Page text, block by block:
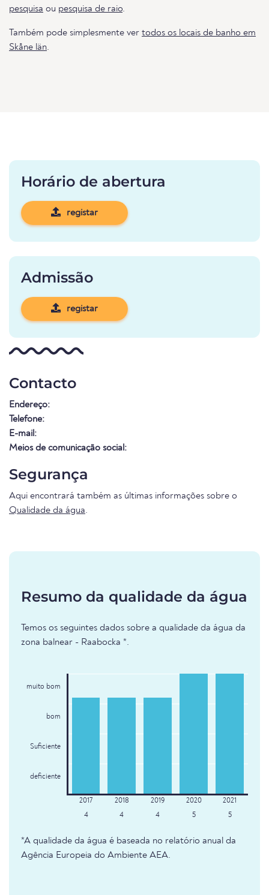
pesquisa ou pesquisa de raio.
Também pode simplesmente ver todos os locais de banho em
Skåne län.
Horário de abertura
registar
Admissão
registar
Contacto
Endereço:
Telefone:
E-mail:
Meios de comunicação social:
Segurança
Aqui encontrará também as últimas informações sobre o
Qualidade da água.
Resumo da qualidade da água
Temos os seguintes dados sobre a qualidade da água da
zona balnear - Raabocka *.
muito bom
bom
Suficiente
deficiente
4 4 4 5 5
*A qualidade da água é baseada no relatório anual da
Agência Europeia do Ambiente AEA.